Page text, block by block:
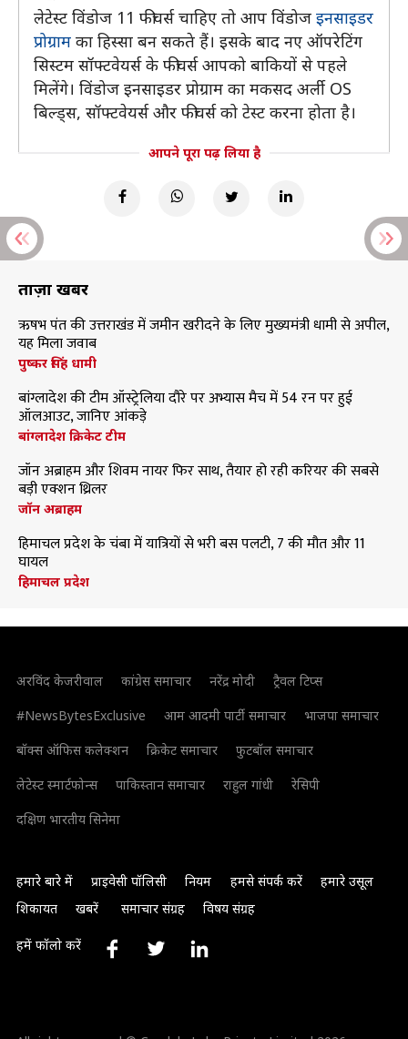
लेटेस्ट विंडोज 11 फीचर्स चाहिए तो आप विंडोज इनसाइडर
प्रोग्राम का हिस्सा बन सकते हैं। इसके बाद नए ऑपरेटिंग
सिस्टम सॉफ्टवेयर्स के फीचर्स आपको बाकियों से पहले
मिलेंगे। विंडोज इनसाइडर प्रोग्राम का मकसद अर्ली OS
बिल्ड्स, सॉफ्टवेयर्स और फीचर्स को टेस्ट करना होता है।
आपने पूरा पढ़ लिया है
ताज़ा खबरें
ऋषभ पंत की उत्तराखंड में जमीन खरीदने के लिए मुख्यमंत्री धामी से अपील,
यह मिला जवाब
पुष्कर सिंह धामी
बांग्लादेश की टीम ऑस्ट्रेलिया दौरे पर अभ्यास मैच में 54 रन पर हुई
ऑलआउट, जानिए आंकड़े
बांग्लादेश क्रिकेट टीम
जॉन अब्राहम और शिवम नायर फिर साथ, तैयार हो रही करियर की सबसे
बड़ी एक्शन थ्रिलर
जॉन अब्राहम
हिमाचल प्रदेश के चंबा में यात्रियों से भरी बस पलटी, 7 की मौत और 11
घायल
हिमाचल प्रदेश
अरविंद केजरीवाल कांग्रेस समाचार नरेंद्र मोदी
ट्रैवल टिप्स
#NewsBytesExclusive
आम आदमी पार्टी समाचार
भाजपा समाचार
बॉक्स ऑफिस कलेक्शन
क्रिकेट समाचार
फुटबॉल समाचार
लेटेस्ट स्मार्टफोन्स
पाकिस्तान समाचार राहुल गांधी
रेसिपी
दक्षिण भारतीय सिनेमा
हमारे बारे में प्राइवेसी पॉलिसी नियम हमसे संपर्क करें
हमारे उसूल
शिकायत
खबरें समाचार संग्रह विषय संग्रह
हमें फॉलो करें